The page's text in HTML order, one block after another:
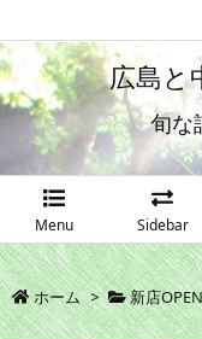
広島と
旬な
Menu Sidebar
ホーム > 新店